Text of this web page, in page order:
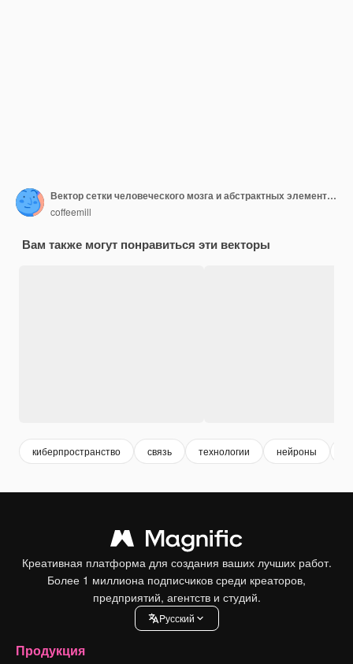
Вектор сетки человеческого мозга и абстрактных элементов дизайна
coffeemill
Вам также могут понравиться эти векторы
киберпространство связь технологии нейроны
Креативная платформа для создания ваших лучших работ.
Более 1 миллиона подписчиков среди креаторов,
предприятий, агентств и студий.
Pусский
Продукция